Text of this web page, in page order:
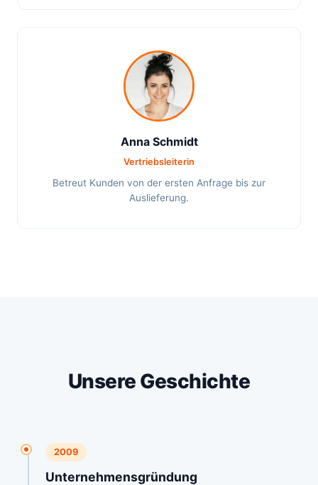
Anna Schmidt
Vertriebsleiterin
Betreut Kunden von der ersten Anfrage bis zur
Auslieferung.
Unsere Geschichte
2009
Unternehmensgründung